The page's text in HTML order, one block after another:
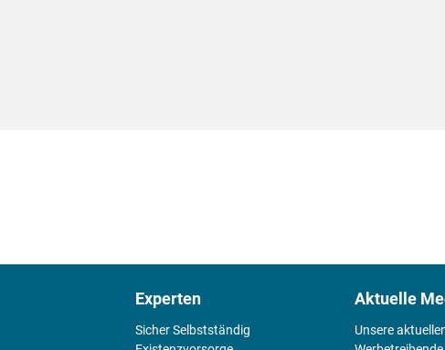
Experten
Sicher Selbstständig
Aktuelle
Unsere